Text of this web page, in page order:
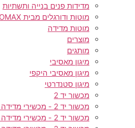
מדידות פנים בנייה ותשתיות
מוטות ודורגלים מבית GEOMAX
מוטות מדידה
מוצרים
מותגים
מיגון מאסיבי
מיגון מאסיבי היקפי
מיגון סטנדרטי
מכשור יד 2
מכשור יד 2 - מכשירי מדידה אחרים
מכשור יד 2 - מכשירי מדידה גיאודטיים למודדים